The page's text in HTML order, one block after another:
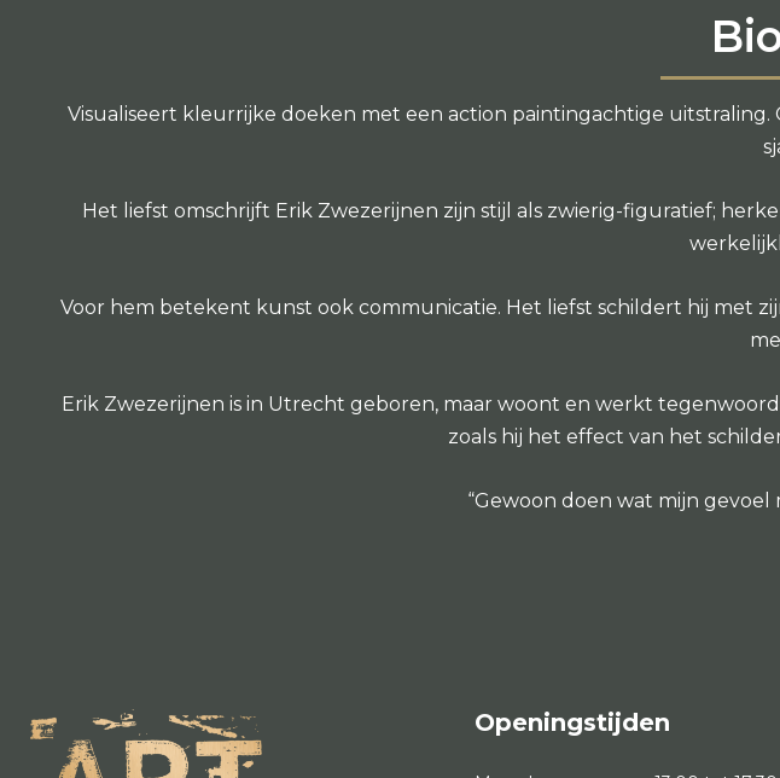
Visualiseert kleurrijke doeken met een action paintingachtige
Het liefst omschrijft Erik Zwezerijnen zijn stijl als zwierig-figuratief;
Voor hem betekent kunst ook communicatie. Het liefst schildert hij met
Erik Zwezerijnen is in Utrecht geboren, maar woont en werkt
zoals hij het effect van het
“Gewoon doen wat mijn
Openingstijden